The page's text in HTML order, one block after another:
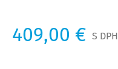
409,00 € S DPH